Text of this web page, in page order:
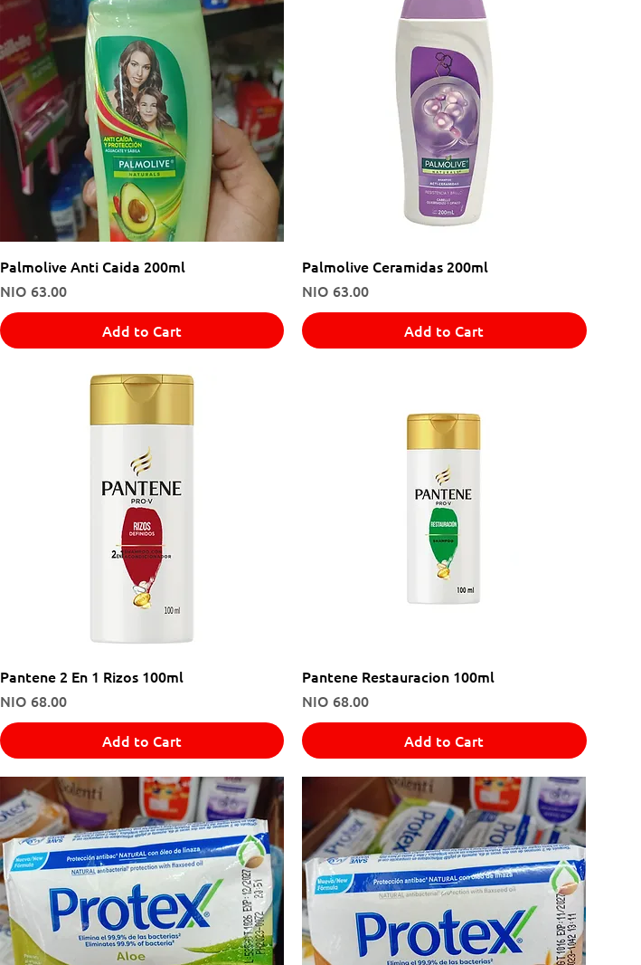
Palmolive Anti Caida 200ml
Price
NIO 63.00
Add to Cart
Palmolive Ceramidas 200ml
Price
NIO 63.00
Add to Cart
Pantene 2 En 1 Rizos 100ml
Price
NIO 68.00
Add to Cart
Pantene Restauracion 100ml
Price
NIO 68.00
Add to Cart